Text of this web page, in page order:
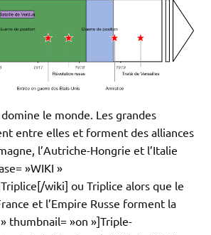
domine le monde. Les grandes
entre elles et forment des alliances
l’Autriche-Hongrie et l’Italie
»WIKI »
wiki] ou Triplice alors que le
et l’Empire Russe forment la
thumbnail= »on »]Triple-